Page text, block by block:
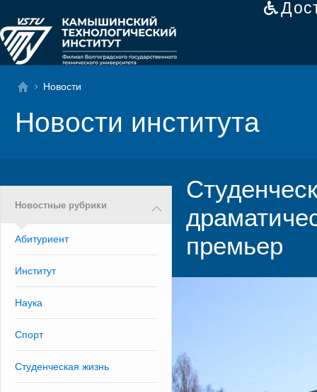
Новости
Новости института
Новостные рубрики
Абитуриент
Институт
Наука
Спорт
Студенческая жизнь
премьер